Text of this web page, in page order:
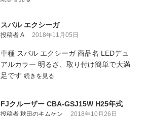
スバル エクシーガ
投稿者 A 2018年11月05日
車種 スバル エクシーガ 商品名 LEDデュ
アルカラー 明るさ、取り付け簡単で大満
足です 続きを見る
FJクルーザー CBA-GSJ15W H25年式
投稿者 秋田のキムケン 2018年10月26日